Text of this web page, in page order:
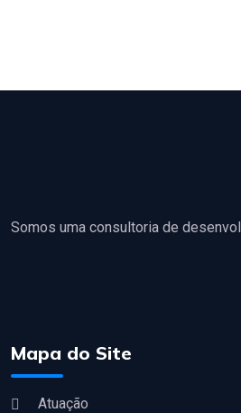
Somos uma consultoria de
Mapa do Site
Atuação